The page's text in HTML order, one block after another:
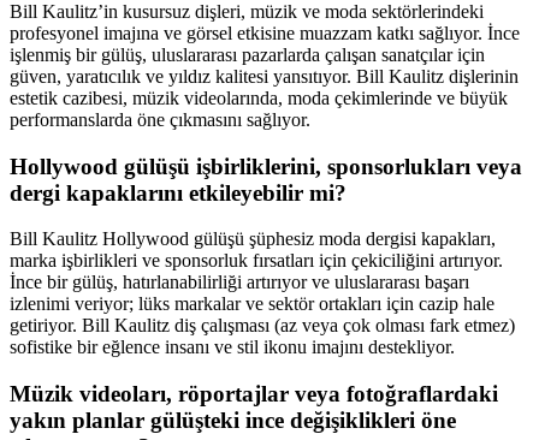
Bill Kaulitz’in kusursuz dişleri, müzik ve moda sektörlerindeki
profesyonel imajına ve görsel etkisine muazzam katkı sağlıyor. İnce
işlenmiş bir gülüş, uluslararası pazarlarda çalışan sanatçılar için
güven, yaratıcılık ve yıldız kalitesi yansıtıyor. Bill Kaulitz dişlerinin
estetik cazibesi, müzik videolarında, moda çekimlerinde ve büyük
performanslarda öne çıkmasını sağlıyor.
Hollywood gülüşü işbirliklerini, sponsorlukları veya
dergi kapaklarını etkileyebilir mi?
Bill Kaulitz Hollywood gülüşü şüphesiz moda dergisi kapakları,
marka işbirlikleri ve sponsorluk fırsatları için çekiciliğini artırıyor.
İnce bir gülüş, hatırlanabilirliği artırıyor ve uluslararası başarı
izlenimi veriyor; lüks markalar ve sektör ortakları için cazip hale
getiriyor. Bill Kaulitz diş çalışması (az veya çok olması fark etmez)
sofistike bir eğlence insanı ve stil ikonu imajını destekliyor.
Müzik videoları, röportajlar veya fotoğraflardaki
yakın planlar gülüşteki ince değişiklikleri öne